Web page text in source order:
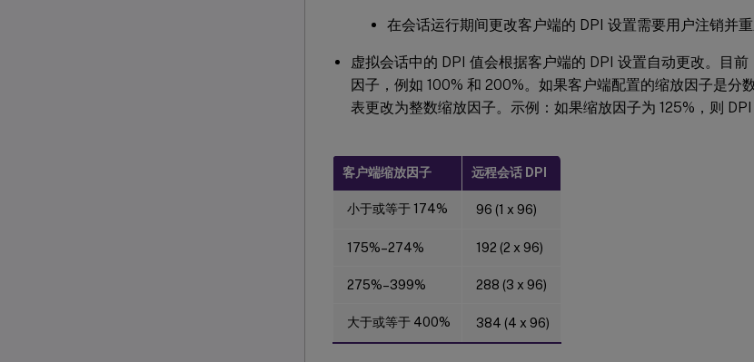
在会话运行期间更改客户端的 DPI 设置需要用户注销并重
虚拟会话中的 DPI 值会根据客户端的 DPI 设置自动更改。目
因子，例如 100% 和 200%。如果客户端配置的缩放因子是分
表更改为整数缩放因子。示例：如果缩放因子为 125%，则 DPI
客户端缩放因子 远程会话 DPI
小于或等于 174% 96 (1 x 96)
175%–274% 192 (2 x 96)
275%–399% 288 (3 x 96)
大于或等于 400% 384 (4 x 96)